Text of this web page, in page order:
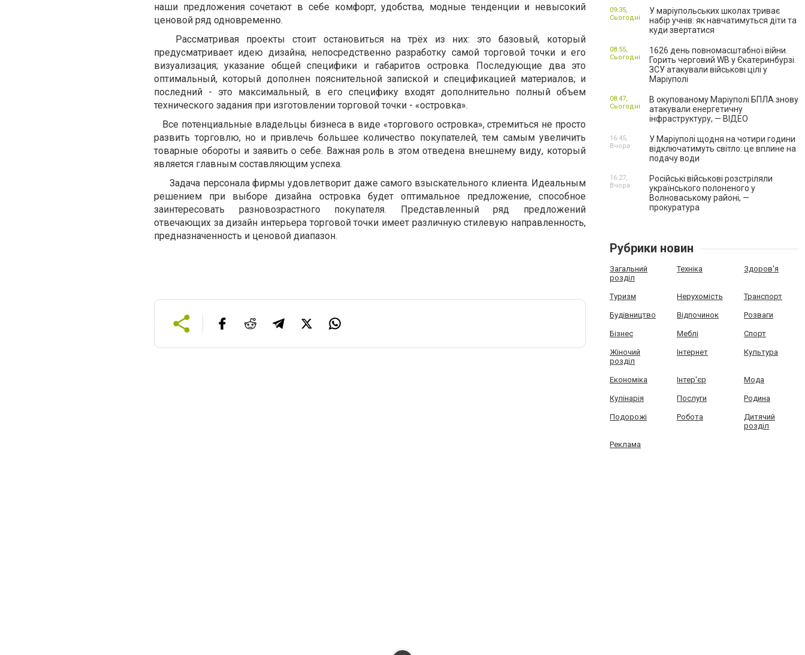
наши предложения сочетают в себе комфорт, удобства, модные тенденции и невысокий
ценовой ряд одновременно.
Рассматривая проекты стоит остановиться на трёх из них: это базовый, который
предусматривает идею дизайна; непосредственно разработку самой торговой точки и его
визуализация; указание общей специфики и габаритов островка. Последующие два это
оптимальный, который дополнен пояснительной запиской и спецификацией материалов; и
последний - это максимальный, в его специфику входят дополнительно полный объем
технического задания при изготовлении торговой точки - «островка».
Все потенциальные владельцы бизнеса в виде «торгового островка», стремиться не просто
развить торговлю, но и привлечь большее количество покупателей, тем самым увеличить
товарные обороты и заявить о себе. Важная роль в этом отведена внешнему виду, который
является главным составляющим успеха.
Задача персонала фирмы удовлетворит даже самого взыскательного клиента. Идеальным
решением при выборе дизайна островка будет оптимальное предложение, способное
заинтересовать разновозрастного покупателя. Представленный ряд предложений
отвечающих за дизайн интерьера торговой точки имеет различную стилевую направленность,
предназначенность и ценовой диапазон.
У маріупольських школах триває
набір учнів: як навчатимуться діти та
куди звертатися
09:35,
Сьогодні
1626 день повномасштабної війни.
Горить черговий WB у Єкатеринбурзі.
ЗСУ атакували військові цілі у
Маріуполі
08:55,
Сьогодні
В окупованому Маріуполі БПЛА знову
атакували енергетичну
інфраструктуру, — ВІДЕО
08:47,
Сьогодні
У Маріуполі щодня на чотири години
відключатимуть світло: це вплине на
подачу води
16:45,
Вчора
Російські військові розстріляли
українського полоненого у
Волноваському районі, —
прокуратура
16:27,
Вчора
Рубрики новин
Загальний
розділ
Техніка Здоров'я
Туризм Нерухомість Транспорт
Будівництво Відпочинок Розваги
Бізнес Меблі Спорт
Жіночий
розділ
Інтернет Культура
Економіка Інтер'єр Мода
Кулінарія Послуги Родина
Подорожі Робота
Дитячий
розділ
Реклама